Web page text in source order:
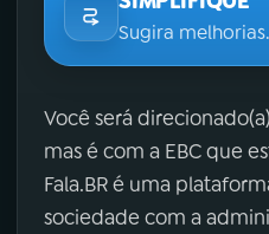
Sugira melhorias.
Você será
mas é com a EBC que
Fala.BR é uma
sociedade com a